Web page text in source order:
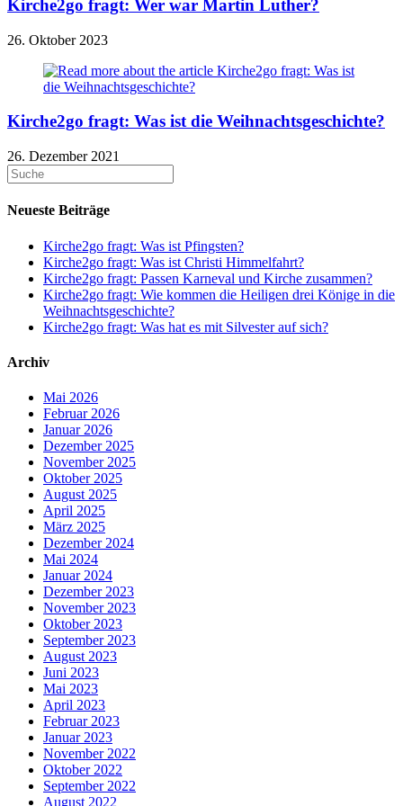
Kirche2go fragt: Wer war Martin Luther?
26. Oktober 2023
Kirche2go fragt: Was ist die Weihnachtsgeschichte?
26. Dezember 2021
Neueste Beiträge
Kirche2go fragt: Was ist Pfingsten?
Kirche2go fragt: Was ist Christi Himmelfahrt?
Kirche2go fragt: Passen Karneval und Kirche zusammen?
Kirche2go fragt: Wie kommen die Heiligen drei Könige in die
Weihnachtsgeschichte?
Kirche2go fragt: Was hat es mit Silvester auf sich?
Archiv
Mai 2026
Februar 2026
Januar 2026
Dezember 2025
November 2025
Oktober 2025
August 2025
April 2025
März 2025
Dezember 2024
Mai 2024
Januar 2024
Dezember 2023
November 2023
Oktober 2023
September 2023
August 2023
Juni 2023
Mai 2023
April 2023
Februar 2023
Januar 2023
November 2022
Oktober 2022
September 2022
August 2022